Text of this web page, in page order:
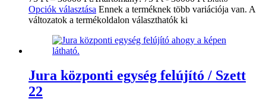
Opciók választása Ennek a terméknek több variációja van. A
változatok a termékoldalon választhatók ki
Jura központi egység felújító / Szett
22